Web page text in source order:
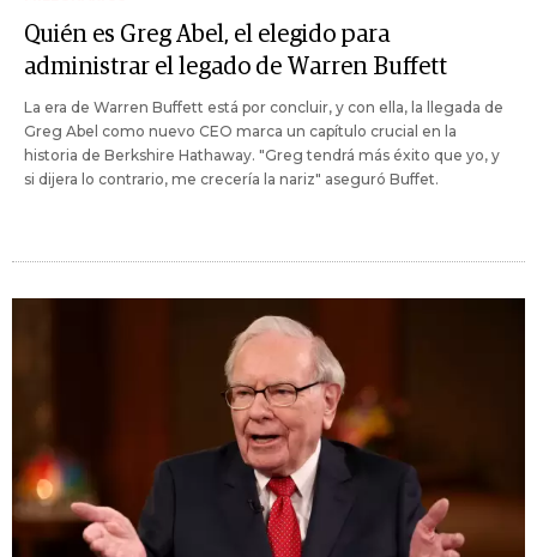
Quién es Greg Abel, el elegido para
administrar el legado de Warren Buffett
La era de Warren Buffett está por concluir, y con ella, la llegada de
Greg Abel como nuevo CEO marca un capítulo crucial en la
historia de Berkshire Hathaway. "Greg tendrá más éxito que yo, y
si dijera lo contrario, me crecería la nariz" aseguró Buffet.